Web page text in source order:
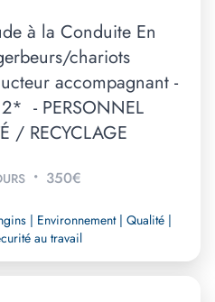
à la Conduite En
chariots
accompagnant -
- PERSONNEL
/ RECYCLAGE
• 350€
| Environnement | Qualité |
au travail